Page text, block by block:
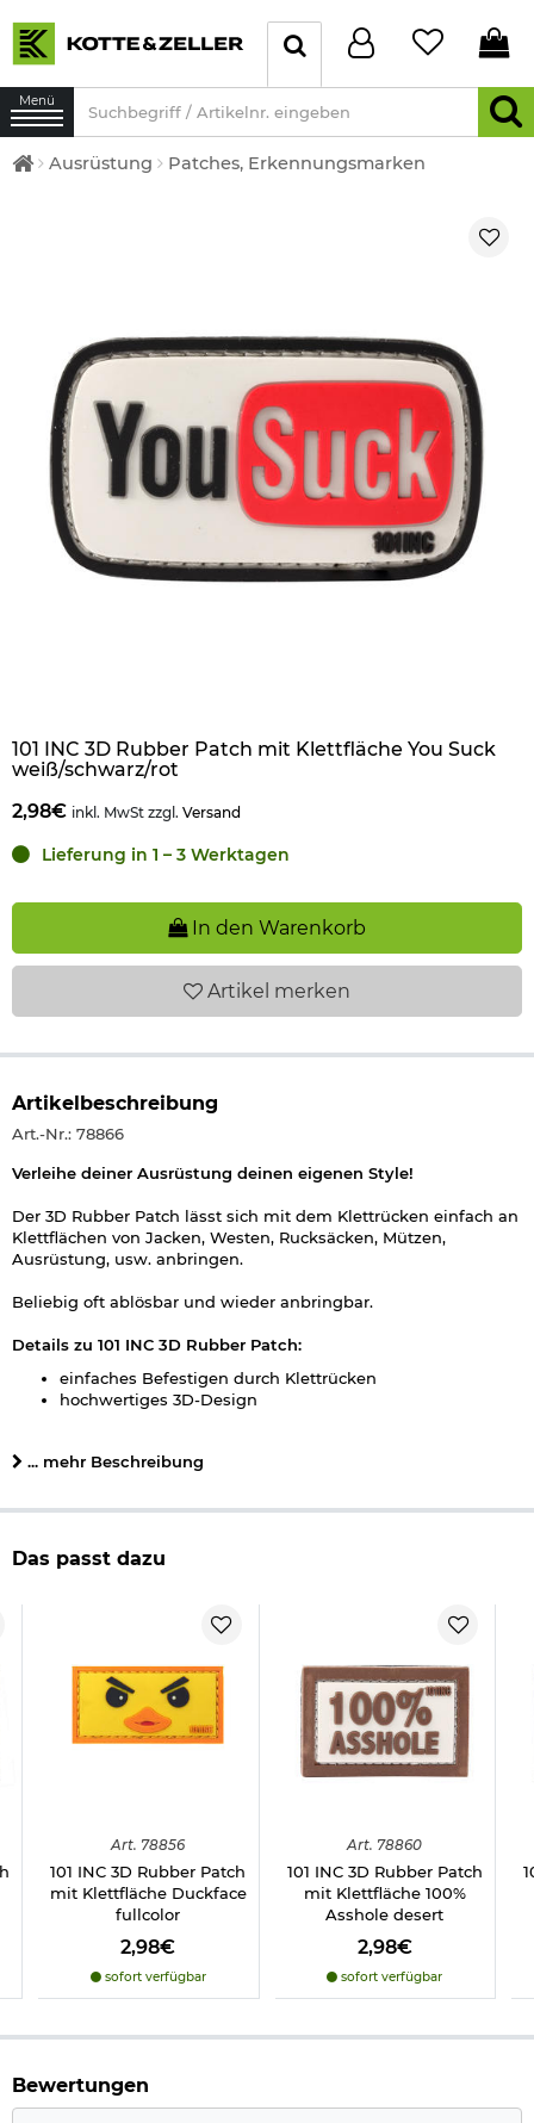
Menü
Ausrüstung Patches, Erkennungsmarken
101 INC 3D Rubber Patch mit Klettfläche You Suck
weiß/schwarz/rot
2,98€ inkl. MwSt zzgl. Versand
Lieferung in 1 – 3 Werktagen
In den Warenkorb
Artikel merken
Artikelbeschreibung
Art.-Nr.: 78866
Verleihe deiner Ausrüstung deinen eigenen Style!
Der 3D Rubber Patch lässt sich mit dem Klettrücken einfach an
Klettflächen von Jacken, Westen, Rucksäcken, Mützen,
Ausrüstung, usw. anbringen.
Beliebig oft ablösbar und wieder anbringbar.
Details zu 101 INC 3D Rubber Patch:
einfaches Befestigen durch Klettrücken
hochwertiges 3D-Design
Maße: ca. 3,7 x 6,8 cm
Material: PVC, Kunststoff
Farbe: weiß/schwarz/rot
Marke: 101 INC
... mehr Beschreibung
Das passt dazu
Art. 78856
101 INC 3D Rubber Patch
mit Klettfläche Duckface
fullcolor
2,98€
sofort verfügbar
Art. 78860
101 INC 3D Rubber Patch
mit Klettfläche 100%
Asshole desert
2,98€
sofort verfügbar
Bewertungen